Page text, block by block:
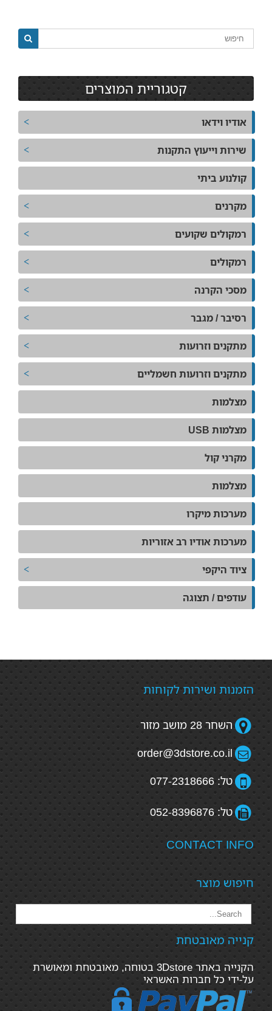
קטגוריית המוצרים
אודיו וידאו
שירות וייעוץ התקנות
קולנוע ביתי
מקרנים
רמקולים שקועים
רמקולים
מסכי הקרנה
רסיבר / מגבר
מתקנים וזרועות
מתקנים וזרועות חשמליים
מצלמות
מצלמות USB
מקרני קול
מצלמות
מערכות מיקרו
מערכות אודיו רב אזוריות
ציוד היקפי
עודפים / תצוגה
הזמנות ושירות לקוחות
השחר 28 מושב מזור
order@3dstore.co.il
טל: 077-2318666
טל: 052-8396876
CONTACT INFO
חיפוש מוצר
קנייה מאובטחת
הקנייה באתר 3Dstore בטוחה, מאובטחת ומאושרת
על-ידי כל חברות האשראי